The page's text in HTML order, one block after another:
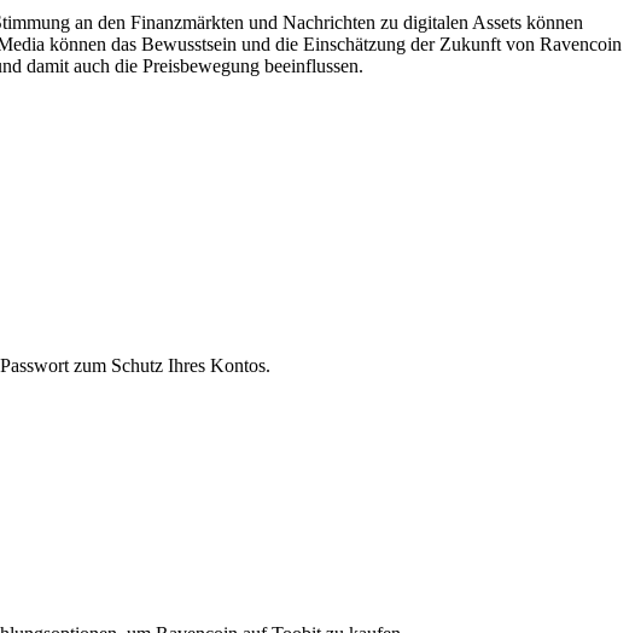
an den Finanzmärkten und Nachrichten zu digitalen Assets können
können das Bewusstsein und die Einschätzung der Zukunft von Ravencoin
damit auch die Preisbewegung beeinflussen.
zum Schutz Ihres Kontos.